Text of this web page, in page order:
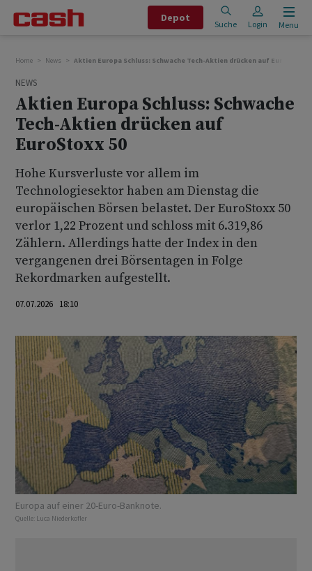
Depot
Suche Login Menu
Home News Aktien Europa Schluss: Schwache Tech-Aktien drücken auf EuroStoxx
NEWS
Aktien Europa Schluss: Schwache
Tech-Aktien drücken auf
EuroStoxx 50
Hohe Kursverluste vor allem im
Technologiesektor haben am Dienstag die
europäischen Börsen belastet. Der EuroStoxx 50
verlor 1,22 Prozent und schloss mit 6.319,86
Zählern. Allerdings hatte der Index in den
vergangenen drei Börsentagen in Folge
Rekordmarken aufgestellt.
07.07.2026 18:10
Europa auf einer 20-Euro-Banknote.
Quelle: Luca Niederkofler